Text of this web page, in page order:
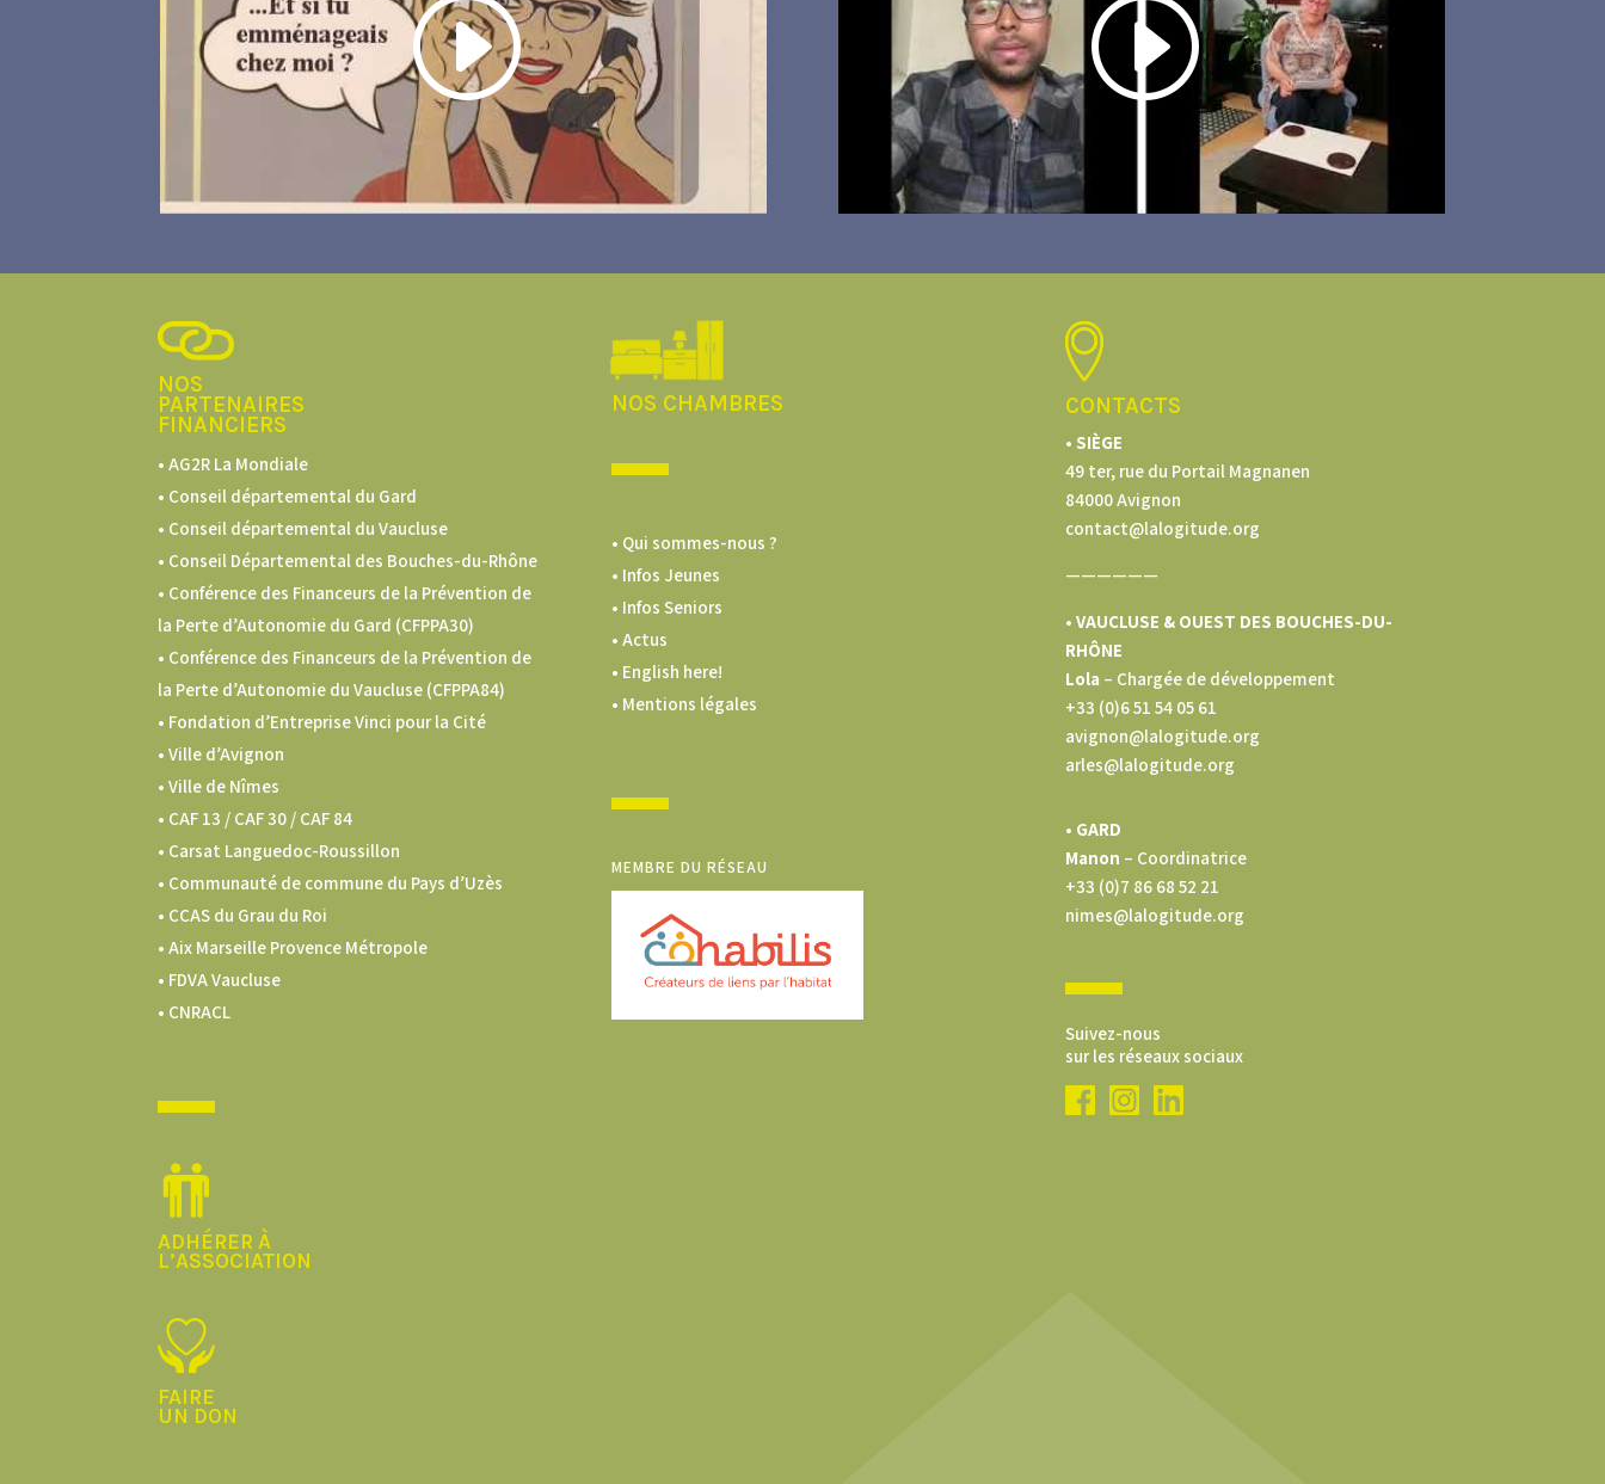
NOS
PARTENAIRES
FINANCIERS
• AG2R La Mondiale
• Conseil départemental du Gard
• Conseil départemental du Vaucluse
• Conseil Départemental des Bouches-du-Rhône
• Conférence des Financeurs de la Prévention de
la Perte d’Autonomie du Gard (CFPPA30)
• Conférence des Financeurs de la Prévention de
la Perte d’Autonomie du Vaucluse (CFPPA84)
• Fondation d’Entreprise Vinci pour la Cité
• Ville d’Avignon
• Ville de Nîmes
• CAF 13 / CAF 30 / CAF 84
• Carsat Languedoc-Roussillon
• Communauté de commune du Pays d’Uzès
• CCAS du Grau du Roi
• Aix Marseille Provence Métropole
• FDVA Vaucluse
• CNRACL
ADHÉRER À
L’ASSOCIATION
FAIRE
UN DON
NOS CHAMBRES
• Qui sommes-nous ?
• Infos Jeunes
• Infos Seniors
• Actus
• English here!
• Mentions légales
MEMBRE DU RÉSEAU
CONTACTS
• SIÈGE
49 ter, rue du Portail Magnanen
84000 Avignon
contact@lalogitude.org
——————
• VAUCLUSE & OUEST DES BOUCHES-DU-
RHÔNE
Lola – Chargée de développement
+33 (0)6 51 54 05 61
avignon@lalogitude.org
arles@lalogitude.org
• GARD
Manon – Coordinatrice
+33 (0)7 86 68 52 21
nimes@lalogitude.org
Suivez-nous
sur les réseaux sociaux